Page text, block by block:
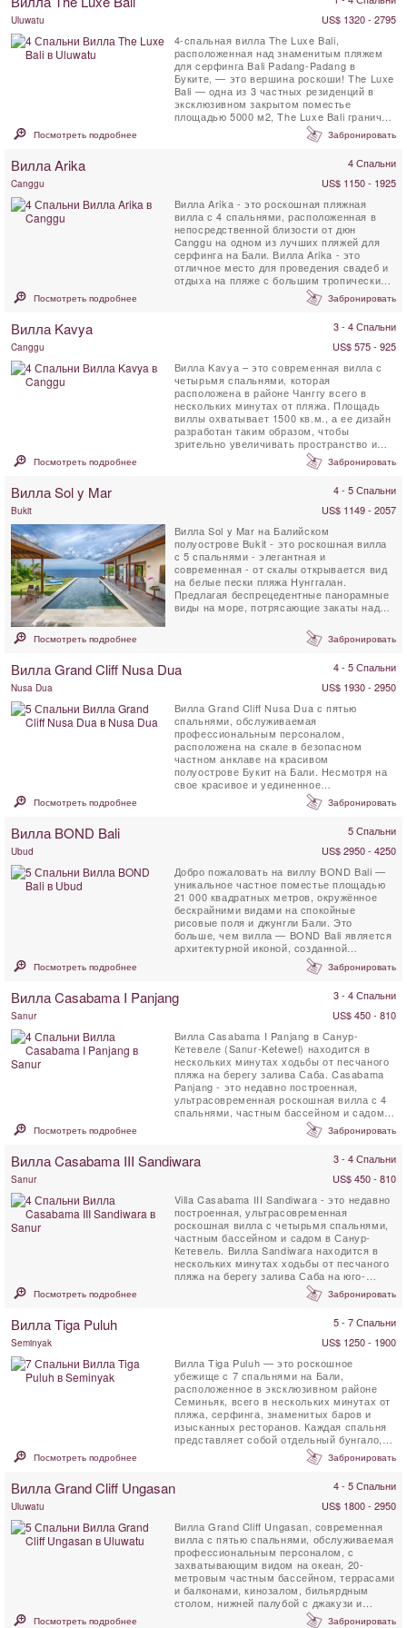
Uluwatu
US$ 1320 - 2795
4-спальная вилла The Luxe Bali,
расположенная над знаменитым пляжем
для серфинга Bali Padang-Padang в
Буките, — это вершина роскоши! The Luxe
Bali — одна из 3 частных резиденций в
эксклюзивном закрытом поместье
площадью 5000 м2, The Luxe Bali граничит
с 26 гектарами девственного леса. ...
Посмотреть подробнее Забронировать
Вилла Arika 4 Спальни
Canggu
US$ 1150 - 1925
Вилла Arika - это роскошная пляжная
вилла с 4 спальнями, расположенная в
непосредственной близости от дюн
Canggu на одном из лучших пляжей для
серфинга на Бали. Вилла Arika - это
отличное место для проведения свадеб и
отдыха на пляже с большим тропическим
Посмотреть подробнее Забронировать
Вилла Kavya 3 - 4 Спальни
Canggu
US$ 575 - 925
Вилла Kavya – это современная вилла с
четырьмя спальнями, которая
расположена в районе Чанггу всего в
нескольких минутах от пляжа. Площадь
виллы охватывает 1500 кв.м., а ее дизайн
разработан таким образом, чтобы
зрительно увеличивать пространство и
при этом обеспечивать ...
Посмотреть подробнее Забронировать
Вилла Sol y Mar 4 - 5 Спальни
Bukit
US$ 1149 - 2057
Вилла Sol y Mar на Балийском
полуострове Bukit - это роскошная вилла
с 5 спальнями - элегантная и
современная - от скалы открывается вид
на белые пески пляжа Нунггалан.
Предлагая беспрецедентные панорамные
виды на море, потрясающие закаты над
Посмотреть подробнее Забронировать
Вилла Grand Cliff Nusa Dua 4 - 5 Спальни
Nusa Dua
US$ 1930 - 2950
Вилла Grand Cliff Nusa Dua с пятью
спальнями, обслуживаемая
профессиональным персоналом,
расположена на скале в безопасном
частном анклаве на красивом
полуострове Букит на Бали. Несмотря на
свое красивое и уединенное
расположение, вилла находится всего в 5
Посмотреть подробнее Забронировать
Вилла BOND Bali 5 Спальни
Ubud
US$ 2950 - 4250
Добро пожаловать на виллу BOND Bali —
уникальное частное поместье площадью
21 000 квадратных метров, окружённое
бескрайними видами на спокойные
рисовые поля и джунгли Бали. Это
больше, чем вилла — BOND Bali является
архитектурной иконой, созданной
Алексисом Дорнье, чтобы ...
Посмотреть подробнее Забронировать
Вилла Casabama I Panjang 3 - 4 Спальни
Sanur
US$ 450 - 810
Вилла Casabama I Panjang в Санур-
Кетевеле (Sanur-Ketewel) находится в
нескольких минутах ходьбы от песчаного
пляжа на берегу залива Саба. Casabama
Panjang - это недавно построенная,
ультрасовременная роскошная вилла с 4
спальнями, частным бассейном и садом.
Вилла предлагает нетронутый вид ...
Посмотреть подробнее Забронировать
Вилла Casabama III Sandiwara 3 - 4 Спальни
Sanur
US$ 450 - 810
Villa Casabama III Sandiwara - это недавно
построенная, ультрасовременная
роскошная вилла с четырьмя спальнями,
частным бассейном и садом в Санур-
Кетевель. Вилла Sandiwara находится в
нескольких минутах ходьбы от песчаного
пляжа на берегу залива Саба на юго-
Посмотреть подробнее Забронировать
Вилла Tiga Puluh 5 - 7 Спальни
Seminyak
US$ 1250 - 1900
Вилла Tiga Puluh — это роскошное
убежище с 7 спальнями на Бали,
расположенное в эксклюзивном районе
Семиньяк, всего в нескольких минутах от
пляжа, серфинга, знаменитых баров и
изысканных ресторанов. Каждая спальня
представляет собой отдельный бунгало,
Посмотреть подробнее Забронировать
Вилла Grand Cliff Ungasan 4 - 5 Спальни
Uluwatu
US$ 1800 - 2950
Вилла Grand Cliff Ungasan, современная
вилла с пятью спальнями, обслуживаемая
профессиональным персоналом, с
захватывающим видом на океан, 20-
метровым частным бассейном, террасами
и балконами, кинозалом, бильярдным
столом, нижней палубой с джакузи и
беседкой для отдыха. . Эта ...
Посмотреть подробнее Забронировать